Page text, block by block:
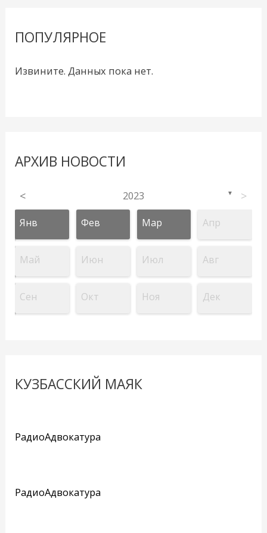
ПОПУЛЯРНОЕ
Извините. Данных пока нет.
АРХИВ НОВОСТИ
< 2023 ▼ >
Янв Фев Мар Апр
Май Июн Июл Авг
Сен Окт Ноя Дек
КУЗБАССКИЙ МАЯК
РадиоАдвокатура
РадиоАдвокатура